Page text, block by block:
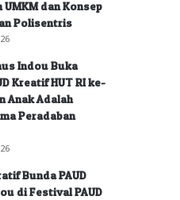
dan Konsep
Polisentris
Indou Buka
Kreatif HUT RI ke-
Anak Adalah
Peradaban
Bunda PAUD
di Festival PAUD